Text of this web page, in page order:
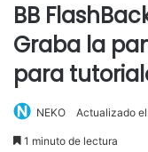
BB
Graba la
para
NEKO Actualizado
1 minuto de lectura